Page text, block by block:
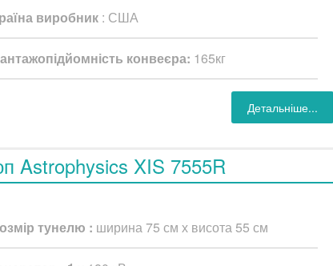
виробник : США
конвеєра: 165кг
Детальніше...
Astrophysics XIS 7555R
тунелю : ширина 75 см х висота 55 см